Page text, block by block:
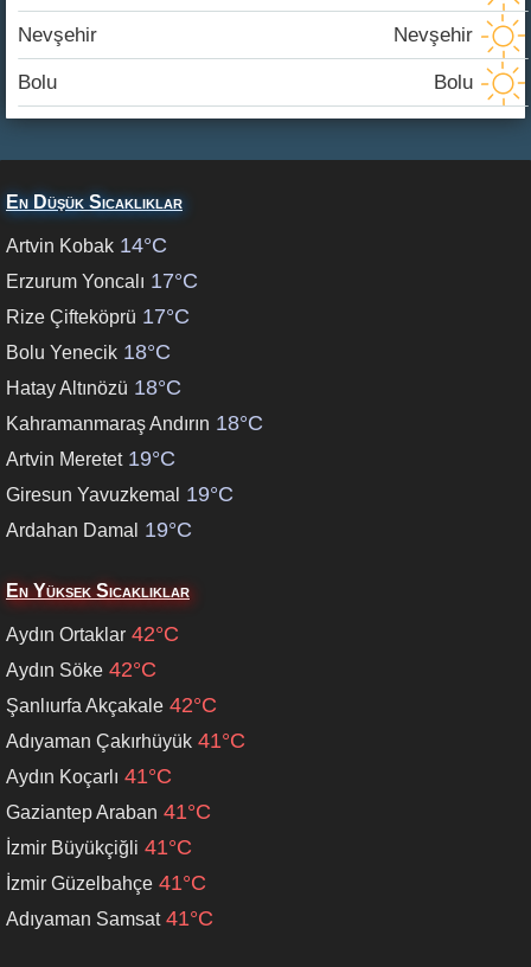
Nevşehir Nevşehir
Bolu Bolu
En Düşük Sıcaklıklar
Artvin Kobak 14°C
Erzurum Yoncalı 17°C
Rize Çifteköprü 17°C
Bolu Yenecik 18°C
Hatay Altınözü 18°C
Kahramanmaraş Andırın 18°C
Artvin Meretet 19°C
Giresun Yavuzkemal 19°C
Ardahan Damal 19°C
En Yüksek Sıcaklıklar
Aydın Ortaklar 42°C
Aydın Söke 42°C
Şanlıurfa Akçakale 42°C
Adıyaman Çakırhüyük 41°C
Aydın Koçarlı 41°C
Gaziantep Araban 41°C
İzmir Büyükçiğli 41°C
İzmir Güzelbahçe 41°C
Adıyaman Samsat 41°C